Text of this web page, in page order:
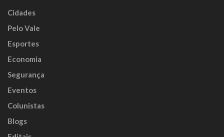
Cidades
Pelo Vale
Esportes
Economia
Segurança
Eventos
Colunistas
Blogs